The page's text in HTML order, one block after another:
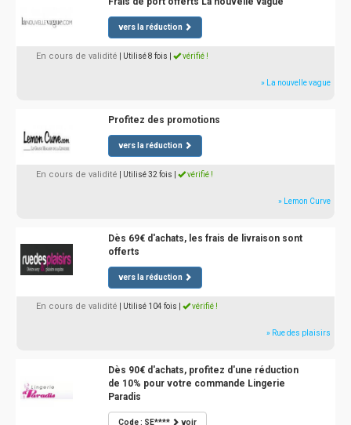
vers la réduction
En cours de validité | Utilisé 8 fois vérifié !
» La nouvelle vague
Profitez des promotions
vers la réduction
En cours de validité | Utilisé 32 fois vérifié !
» Lemon Curve
Dès 69€ d'achats, les frais de livraison sont
offerts
vers la réduction
En cours de validité | Utilisé 104 fois vérifié !
» Rue des plaisirs
Dès 90€ d'achats, profitez d'une réduction
de 10% pour votre commande Lingerie
Paradis
Code : SE**** voir